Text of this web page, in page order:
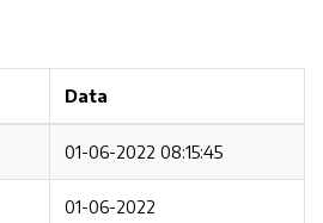
Data
01-06-2022 08:15:45
01-06-2022